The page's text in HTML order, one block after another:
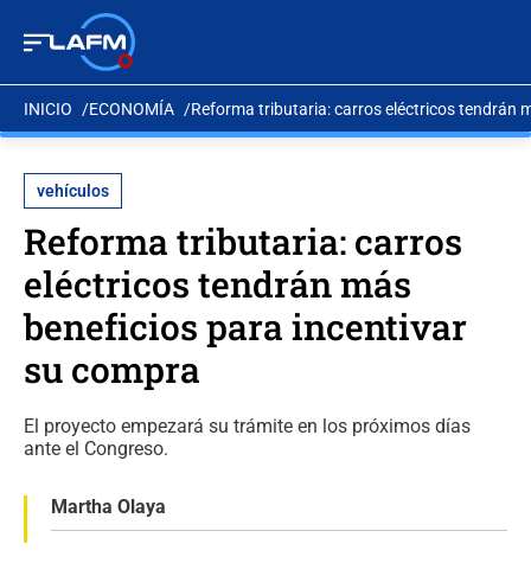
INICIO ECONOMÍA Reforma tributaria: carros eléctricos tendrán
vehículos
Reforma tributaria: carros
eléctricos tendrán más
beneficios para incentivar
su compra
El proyecto empezará su trámite en los próximos días
ante el Congreso.
Martha Olaya